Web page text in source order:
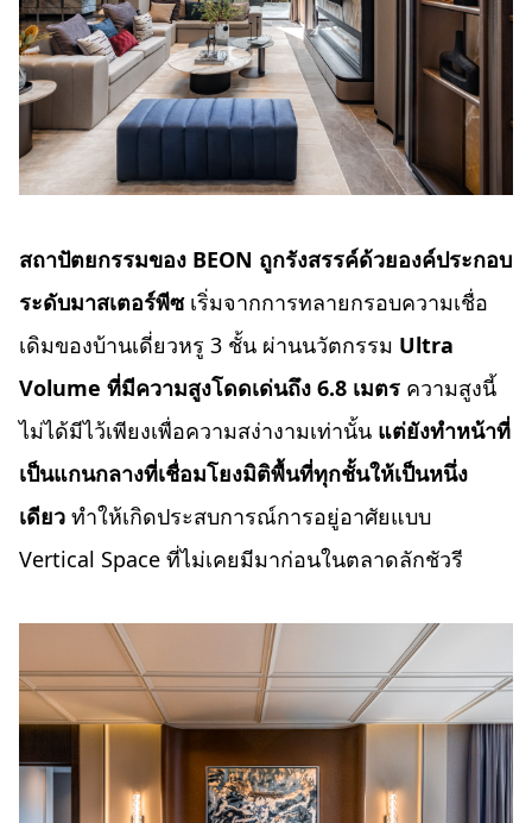
สถาปัตยกรรมของ BEON ถูกรังสรรค์ด้วยองค์ประกอบ
ระดับมาสเตอร์พีซเริ่มจากการทลายกรอบความเชื่อ
เดิมของบ้านเดี่ยวหรู 3 ชั้น ผ่านนวัตกรรม Ultra
Volume ที่มีความสูงโดดเด่นถึง 6.8 เมตร ความสูงนี้
ไม่ได้มีไว้เพียงเพื่อความสง่างามเท่านั้น แต่ยังทำหน้าที่
เป็นแกนกลางที่เชื่อมโยงมิติพื้นที่ทุกชั้นให้เป็นหนึ่ง
เดียว ทำให้เกิดประสบการณ์การอยู่อาศัยแบบ
Vertical Space ที่ไม่เคยมีมาก่อนในตลาดลักชัวรี